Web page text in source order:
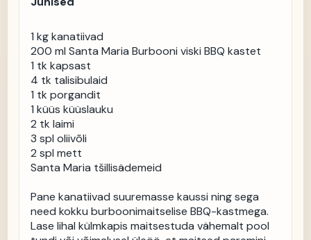
1 kg kanatiivad
200 ml Santa Maria Burbooni viski BBQ kastet
1 tk kapsast
4 tk talisibulaid
1 tk porgandit
1 küüs küüslauku
2 tk laimi
3 spl oliivõli
2 spl mett
Santa Maria tšillisädemeid
Pane kanatiivad suuremasse kaussi ning sega
need kokku burboonimaitselise BBQ-kastmega.
Lase lihal külmkapis maitsestuda vähemalt pool